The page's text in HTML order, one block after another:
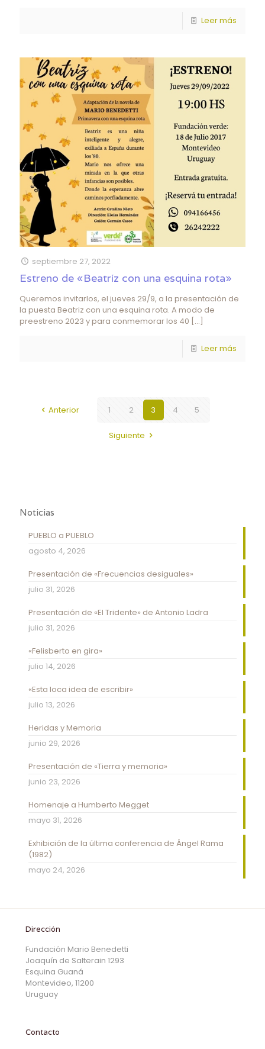
Leer más
septiembre 27, 2022
Estreno de «Beatríz con una esquina rota»
Queremos invitarlos, el jueves 29/9, a la presentación de
la puesta Beatriz con una esquina rota. A modo de
preestreno 2023 y para conmemorar los 40 […]
Leer más
Anterior 1 2 3 4 5
Siguiente
Noticias
PUEBLO a PUEBLO
agosto 4, 2026
Presentación de «Frecuencias desiguales»
julio 31, 2026
Presentación de «El Tridente» de Antonio Ladra
julio 31, 2026
«Felisberto en gira»
julio 14, 2026
«Esta loca idea de escribir»
julio 13, 2026
Heridas y Memoria
junio 29, 2026
Presentación de «Tierra y memoria»
junio 23, 2026
Homenaje a Humberto Megget
mayo 31, 2026
Exhibición de la última conferencia de Ángel Rama
(1982)
mayo 24, 2026
Dirección
Fundación Mario Benedetti
Joaquín de Salterain 1293
Esquina Guaná
Montevideo, 11200
Uruguay
Contacto